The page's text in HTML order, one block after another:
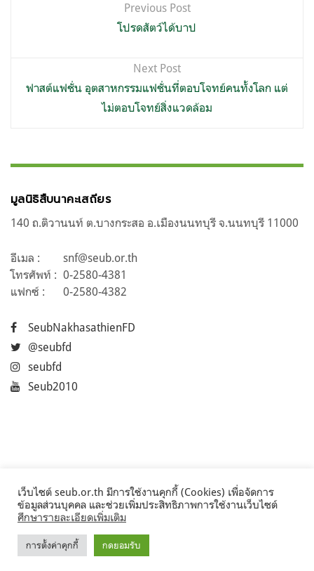
Previous Post
โปรดสัตว์ได้บาป
Next Post
ฟาสต์แฟชั่น อุตสาหกรรมแฟชั่นที่ตอบโจทย์คนทั้งโลก แต่
ไม่ตอบโจทย์สิ่งแวดล้อม
มูลนิธิสืบนาคะเสถียร
140 ถ.ติวานนท์ ต.บางกระสอ อ.เมืองนนทบุรี จ.นนทบุรี 11000
อีเมล :
snf@seub.or.th
โทรศัพท์ : 0-2580-4381
แฟกซ์ :
0-2580-4382
SeubNakhasathienFD
@seubfd
seubfd
Seub2010
©2017 Seub.or.th
เว็บไซต์ seub.or.th มีการใช้งานคุกกี้ (Cookies) เพื่อจัดการ
ข้อมูลส่วนบุคคล และช่วยเพิ่มประสิทธิภาพการใช้งานเว็บไซต์
ศึกษารายละเอียดเพิ่มเติม
การตั้งค่าคุกกี้ กดยอมรับ